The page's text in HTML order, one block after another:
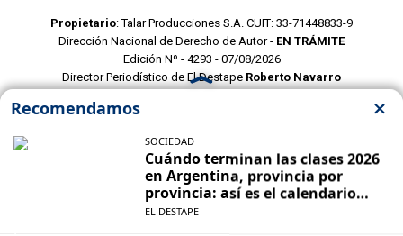
Propietario: Talar Producciones S.A. CUIT: 33-71448833-9
Dirección Nacional de Derecho de Autor - EN TRÁMITE
Edición Nº - 4293 - 07/08/2026
Director Periodístico de El Destape Roberto Navarro
POLITICAS DE PRIVACIDAD
CONTACTO COMERCIAL
CONTACTO EDITORIAL